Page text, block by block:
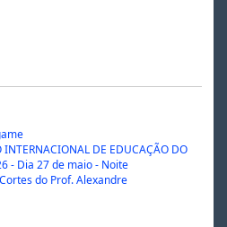
DE EDUCAÇÃO DO
- Dia 27 de maio - Noite
do Prof. Alexandre